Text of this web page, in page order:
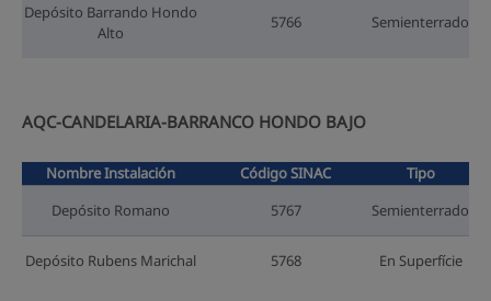
Depósito Barrando Hondo
Alto
5766 Semienterrado
AQC-CANDELARIA-BARRANCO HONDO BAJO
Nombre Instalación Código SINAC
Tipo
Depósito Romano
5767 Semienterrado
Depósito Rubens Marichal 5768 En Superfície